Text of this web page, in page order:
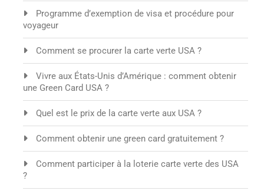
Programme d’exemption de visa et procédure pour
voyageur
Comment se procurer la carte verte USA ?
Vivre aux États-Unis d’Amérique : comment obtenir
une Green Card USA ?
Quel est le prix de la carte verte aux USA ?
Comment obtenir une green card gratuitement ?
Comment participer à la loterie carte verte des USA
?